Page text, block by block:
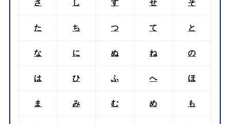
さ し す せ そ
た ち つ て と
な に ぬ ね の
は ひ ふ へ ほ
ま み む め も